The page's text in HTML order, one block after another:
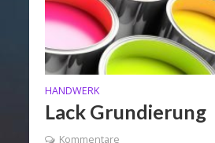
HANDWERK
Lack Grundierung
Kommentare